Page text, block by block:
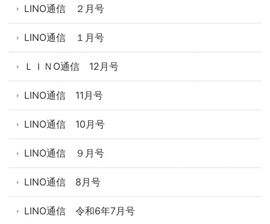
LINO通信 ２月号
LINO通信 １月号
ＬＩＮO通信 12月号
LINO通信 11月号
LINO通信 10月号
LINO通信 ９月号
LINO通信 8月号
LINO通信 令和6年7月号